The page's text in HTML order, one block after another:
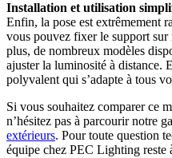
Installation et utilisation
Enfin, la pose est extrêmement
vous pouvez fixer le support
plus, de nombreux modèles
ajuster la luminosité à distance.
polyvalent qui s’adapte à tous
Si vous souhaitez comparer ce
n’hésitez pas à parcourir notre
extérieurs. Pour toute question
équipe chez PEC Lighting reste